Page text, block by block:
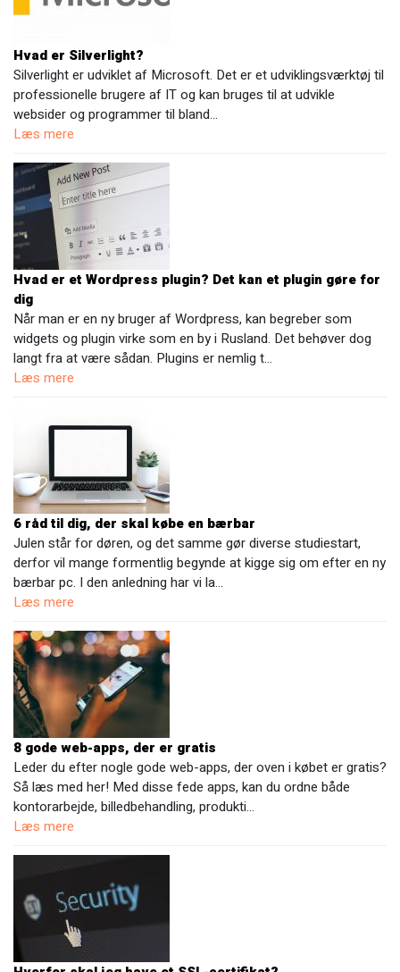
Hvad er Silverlight?
Silverlight er udviklet af Microsoft. Det er et udviklingsværktøj til
professionelle brugere af IT og kan bruges til at udvikle
websider og programmer til bland…
Læs mere
Hvad er et Wordpress plugin? Det kan et plugin gøre for
dig
Når man er en ny bruger af Wordpress, kan begreber som
widgets og plugin virke som en by i Rusland. Det behøver dog
langt fra at være sådan. Plugins er nemlig t…
Læs mere
6 råd til dig, der skal købe en bærbar
Julen står for døren, og det samme gør diverse studiestart,
derfor vil mange formentlig begynde at kigge sig om efter en ny
bærbar pc. I den anledning har vi la…
Læs mere
8 gode web-apps, der er gratis
Leder du efter nogle gode web-apps, der oven i købet er gratis?
Så læs med her! Med disse fede apps, kan du ordne både
kontorarbejde, billedbehandling, produkti…
Læs mere